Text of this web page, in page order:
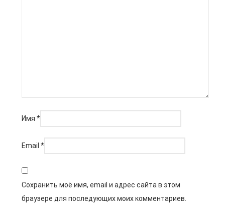
Имя *
Email *
Сохранить моё имя, email и адрес сайта в этом
браузере для последующих моих комментариев.